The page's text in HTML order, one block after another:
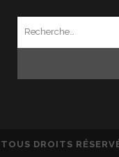
TOUS DROITS